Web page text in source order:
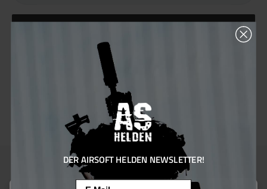
102970.1
Sie erhalten 40 Bonus Punkte für diese Bestellung
DER AIRSOFT HELDEN NEWSLETTER!